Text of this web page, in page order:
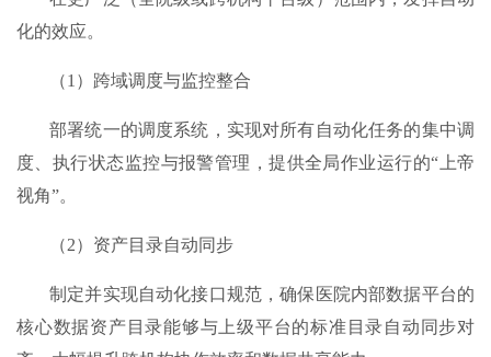
化的效应。
（1）跨域调度与监控整合​
部署统一的调度系统，实现对所有自动化任务的集中调
度、执行状态监控与报警管理，提供全局作业运行的“上帝
视角”。
（2）资产目录自动同步
制定并实现自动化接口规范，确保医院内部数据平台的
核心数据资产目录能够与上级平台的标准目录自动同步对